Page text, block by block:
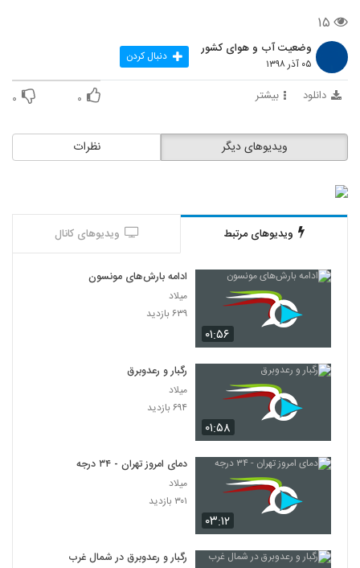
۱۵
وضعیت آب و هوای کشور
۰۵ آذر ۱۳۹۸ دنبال کردن
دانلود بیشتر ۰ ۰
نظرات ویدیوهای دیگر
ویدیوهای مرتبط ویدیوهای کانال
۰۱:۵۶
ادامه بارش‌های مونسون
میلاد
۶۳۹ بازدید
۰۱:۵۸
رگبار و رعدوبرق
میلاد
۶۹۴ بازدید
۰۳:۱۲
دمای امروز تهران - ۳۴ درجه
میلاد
۳۰۱ بازدید
رگبار و رعدوبرق در شمال غرب